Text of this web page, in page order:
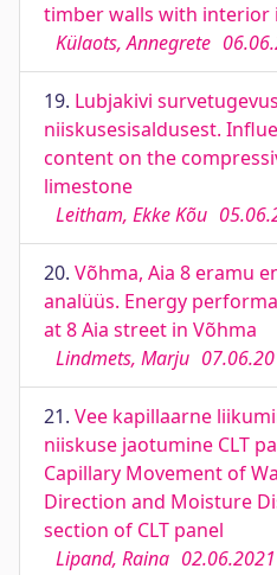
timber walls with interior
Külaots, Annegrete
19. Lubjakivi
niiskusesisaldusest.
content on the
limestone
Leitham, Ekke Kõu
20. Võhma, Aia 8 eramu
analüüs. Energy
at 8 Aia street in Võhma
Lindmets, Marju
21. Vee kapillaarne
niiskuse jaotumine CLT
Capillary Movement of
Direction and Moisture
section of CLT panel
Lipand, Raina 02.06.2021